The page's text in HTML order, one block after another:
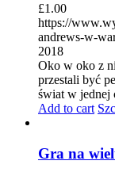
£1.00
https://
andrews-w-
2018
Oko w oko z
przestali być
świat w jednej
Add to cart
Gra na